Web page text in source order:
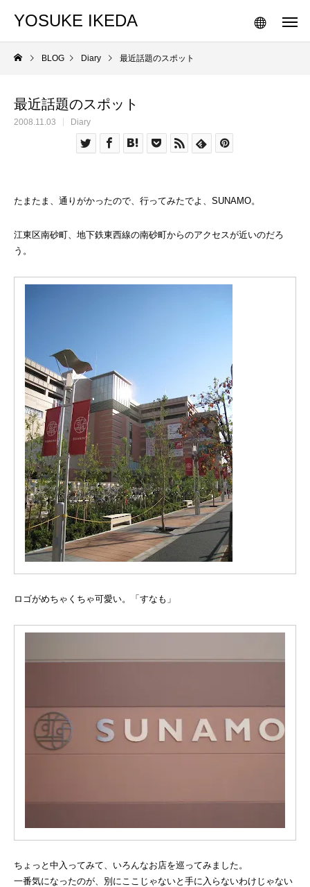
YOSUKE IKEDA
BLOG Diary 最近話題のスポット
最近話題のスポット
2008.11.03 Diary
たまたま、通りがかったので、行ってみたでよ、SUNAMO。
江東区南砂町、地下鉄東西線の南砂町からのアクセスが近いのだろ
う。
ロゴがめちゃくちゃ可愛い。「すなも」
ちょっと中入ってみて、いろんなお店を巡ってみました。
一番気になったのが、別にここじゃないと手に入らないわけじゃない